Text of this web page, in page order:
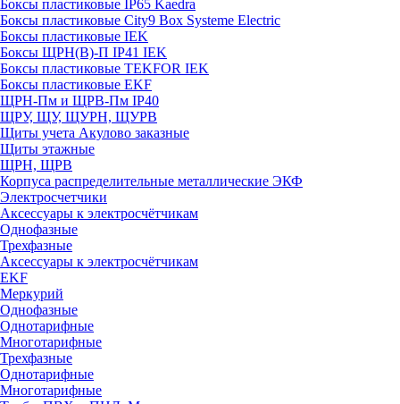
Боксы пластиковые IP65 Kaedra
Боксы пластиковые City9 Box Systeme Electric
Боксы пластиковые IEK
Боксы ЩРН(В)-П IP41 IEK
Боксы пластиковые TEKFOR IEK
Боксы пластиковые EKF
ЩРН-Пм и ЩРВ-Пм IP40
ЩРУ, ЩУ, ЩУРН, ЩУРВ
Щиты учета Акулово заказные
Щиты этажные
ЩРН, ЩРВ
Корпуса распределительные металлические ЭКФ
Электросчетчики
Аксессуары к электросчётчикам
Однофазные
Трехфазные
Аксессуары к электросчётчикам
EKF
Меркурий
Однофазные
Однотарифные
Многотарифные
Трехфазные
Однотарифные
Многотарифные